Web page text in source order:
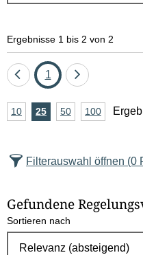
Ergebnisse 1 bis 2 von 2
Eine
zurück
Seite
1
Eine
vor
A
z
l
E
10Ergebnisse
25Ergebnisse
50Ergebnisse
100
Filterauswahl öffnen (0
Gefundene
Sortieren nach